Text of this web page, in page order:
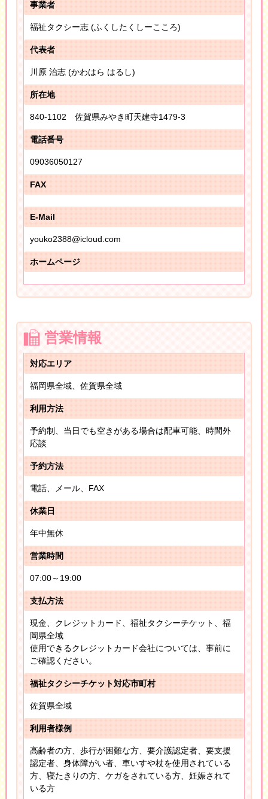
事業者
福祉タクシー志 (ふくしたくしーこころ)
代表者
川原 治志 (かわはら はるし)
所在地
840-1102 佐賀県みやき町天建寺1479-3
電話番号
09036050127
FAX
E-Mail
youko2388@icloud.com
ホームページ
営業情報
対応エリア
福岡県全域、佐賀県全域
利用方法
予約制、当日でも空きがある場合は配車可能、時間外
応談
予約方法
電話、メール、FAX
休業日
年中無休
営業時間
07:00～19:00
支払方法
現金、クレジットカード、福祉タクシーチケット、福
岡県全域
使用できるクレジットカード会社については、事前に
ご確認ください。
福祉タクシーチケット対応市町村
佐賀県全域
利用者様例
高齢者の方、歩行が困難な方、要介護認定者、要支援
認定者、身体障がい者、車いすや杖を使用されている
方、寝たきりの方、ケガをされている方、妊娠されて
いる方